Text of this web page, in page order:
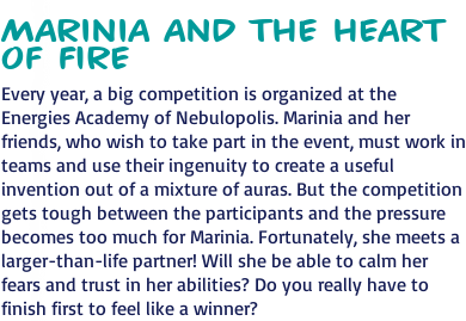
Marinia and the heart
of fire
Every year, a big competition is organized at the
Energies Academy of Nebulopolis. Marinia and her
friends, who wish to take part in the event, must work in
teams and use their ingenuity to create a useful
invention out of a mixture of auras. But the competition
gets tough between the participants and the pressure
becomes too much for Marinia. Fortunately, she meets a
larger-than-life partner! Will she be able to calm her
fears and trust in her abilities? Do you really have to
finish first to feel like a winner?